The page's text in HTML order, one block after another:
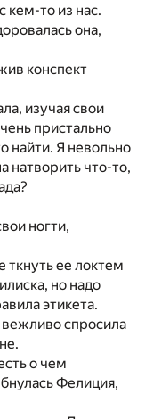
кем-то из нас.
она,
конспект
изучая свои
пристально
найти. Я невольно
натворить что-то,
ногти,
ткнуть ее локтем
но надо
этикета.
спросила
о чем
Фелиция,